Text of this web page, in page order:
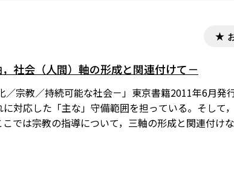
社会（人間）軸の形成と関連付けて－
／宗教／持続可能な社会－」東京書籍2011年6月発
対応した「主な」守備範囲を担っている。そして
では宗教の指導について，三軸の形成と関連付け